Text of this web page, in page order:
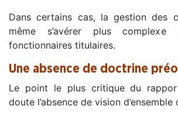
Dans certains cas, la gestion des
même s’avérer plus
fonctionnaires titulaires.
Une absence de doctrine
Le point le plus critique du
doute l’absence de vision d’ensemble